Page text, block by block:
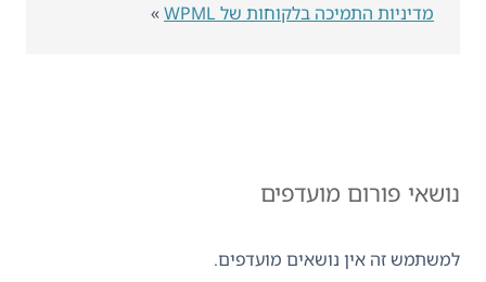
נושאי פורום מועדפים
למשתמש זה אין נושאים מועדפים.
מדיניות התמיכה בלקוחות של WPML »